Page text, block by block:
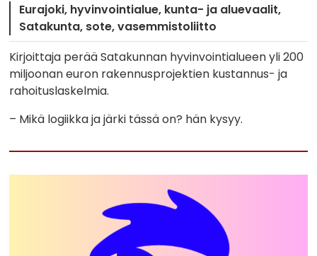
Eurajoki hyvinvointialue kunta- ja aluevaalit
Satakunta sote vasemmistoliitto
Kirjoittaja perää Satakunnan hyvinvointialueen yli 200
miljoonan euron rakennusprojektien kustannus- ja
rahoituslaskelmia.
– Mikä logiikka ja järki tässä on? hän kysyy.